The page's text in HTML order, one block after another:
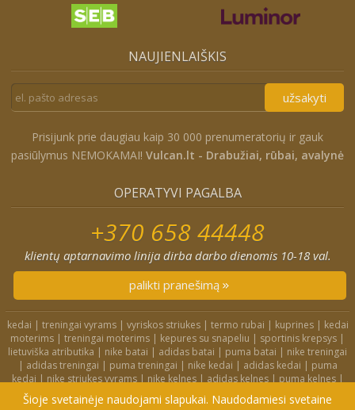
NAUJIENLAIŠKIS
užsakyti
Prisijunk prie daugiau kaip 30 000 prenumeratorių ir gauk
pasiūlymus NEMOKAMAI! Vulcan.lt - Drabužiai, rūbai, avalynė
OPERATYVI PAGALBA
+370 658 44448
klientų aptarnavimo linija dirba darbo dienomis 10-18 val.
palikti pranešimą
kedai | treningai vyrams| vyriskos striukes| termo rubai | kuprines| kedai
moterims | treningai moterims | kepures su snapeliu | sportinis krepsys |
lietuviška atributika | nike batai | adidas batai | puma batai | nike treningai
| adidas treningai | puma treningai | nike kedai | adidas kedai | puma
kedai | nike striukes vyrams| nike kelnes| adidas kelnes| puma kelnes|
nike kuprines
nike kojines nike treningai moterims
adidas striukes|nike dzemperiai|nike tampres
Šioje svetainėje naudojami slapukai. Naudodamiesi svetaine